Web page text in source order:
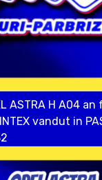
ASTRA H A04
vandut in